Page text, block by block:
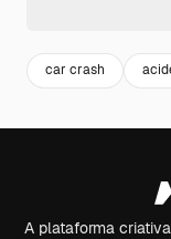
car crash
A plataforma